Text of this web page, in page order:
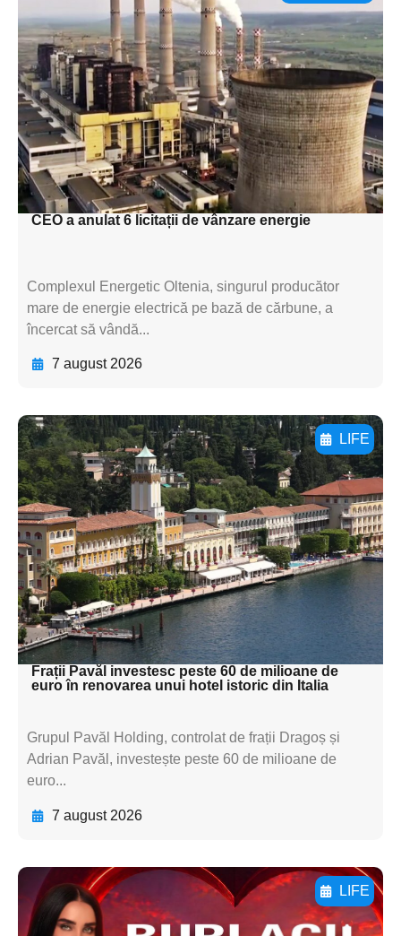
Adaugă aici textul pentru
subtitluAdaugă aici
textul pentru
subtitluAdaugă aici
textul pentru
subtitluAdaugă aici
textul pentru subti
CEO a anulat 6 licitații de vânzare energie
Complexul Energetic Oltenia, singurul producător
mare de energie electrică pe bază de cărbune, a
încercat să vândă...
7 august 2026
LIFE
Adaugă aici textul pentru
subtitluAdaugă aici
textul pentru
subtitluAdaugă aici
textul pentru
subtitluAdaugă aici
textul pentru subti
Frații Pavăl investesc peste 60 de milioane de
euro în renovarea unui hotel istoric din Italia
Grupul Pavăl Holding, controlat de frații Dragoș și
Adrian Pavăl, investește peste 60 de milioane de
euro...
7 august 2026
LIFE
Adaugă aici textul pentru